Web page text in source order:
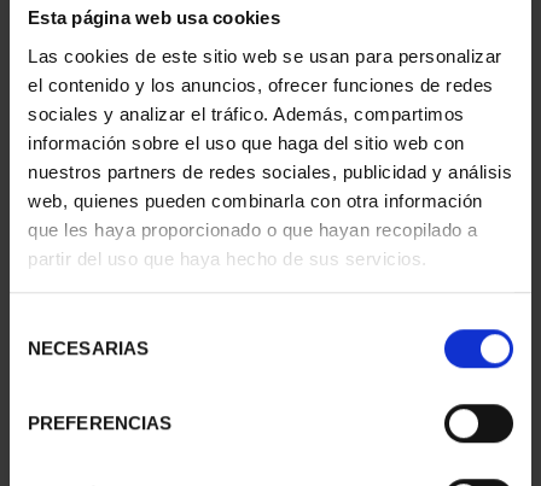
Esta página web usa cookies
Las cookies de este sitio web se usan para personalizar
el contenido y los anuncios, ofrecer funciones de redes
sociales y analizar el tráfico. Además, compartimos
información sobre el uso que haga del sitio web con
nuestros partners de redes sociales, publicidad y análisis
web, quienes pueden combinarla con otra información
que les haya proporcionado o que hayan recopilado a
partir del uso que haya hecho de sus servicios.
NECESARIAS
PREFERENCIAS
ANIMALES PELIGRO EXT.
ÁLBUM + 4 MONEDAS
67,76 €
ANIMALES PELIGRO
EXTINCIÓN - 2ª
ENTREGA